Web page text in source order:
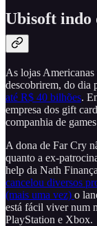
Ubisoft indo
As lojas Americanas
descobrirem, do dia
até R$ 40 bilhões.
empresa dos gift
companhia de
A dona de Far Cry
quanto a ex-
help da Nath
cancelou diversos
(mais uma vez) o
está fácil viver num
PlayStation e Xbox.